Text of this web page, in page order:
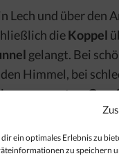
dir ein optimales Erlebnis zu
zu speichern
Lech und über den
dieKoppel
gelangt. Bei
Himmel, bei
sogenannter
Sehfeld
, das